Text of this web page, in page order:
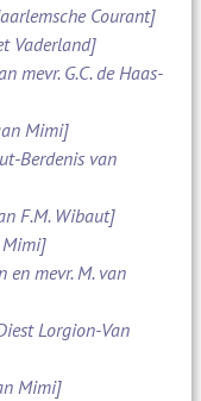
Courant]
Vaderland]
mevr. G.C. de Haas-
Mimi]
Berdenis van
F.M. Wibaut]
Mimi]
en mevr. M. van
Lorgion-Van
Mimi]